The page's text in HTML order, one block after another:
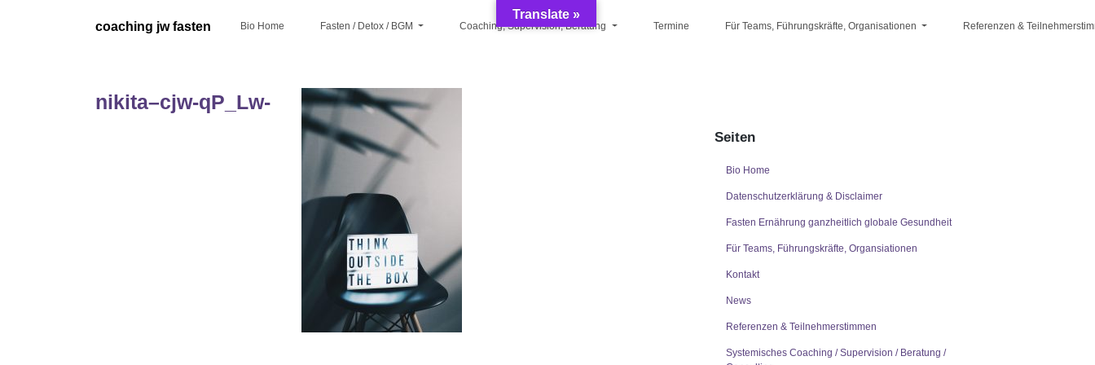
coaching jw fasten Bio Home Fasten / Detox / BGM Coaching, Supervision, Beratung Termine Für Teams, Führungskräfte, Organisationen Referenzen &
nikita–cjw-qP_Lw-
Seiten
Bio Home
Datenschutzerklärung & Disclaimer
Fasten Ernährung ganzheitlich globale Gesundheit
Für Teams, Führungskräfte, Organsiationen
Kontakt
News
Referenzen & Teilnehmerstimmen
Systemisches Coaching / Supervision / Beratung /
Translate »